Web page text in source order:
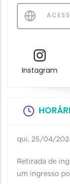
Instagram
qui, 25/04/
Retirada de
um ingresso